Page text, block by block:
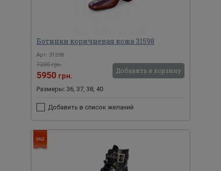
Ботинки коричневая кожа 31598
Арт: 31598
7200 грн.
5950 грн.
Добавить в корзину
Размеры: 36, 37, 38, 40
Добавить в список желаний